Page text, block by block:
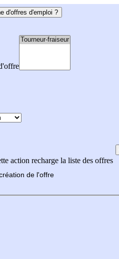
d'offres d'emploi ?
action recharge la liste des offres
de l'offre